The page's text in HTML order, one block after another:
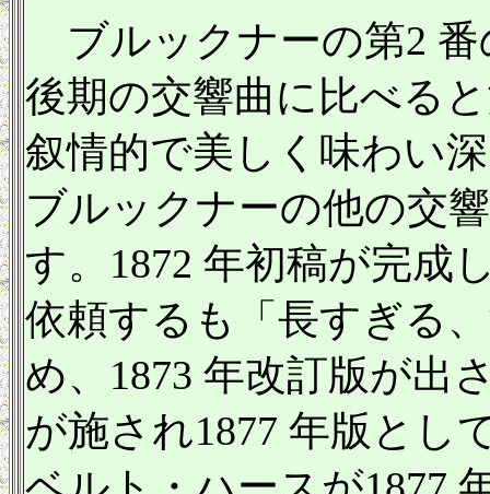
ブルックナーの第2 番
後期の交響曲に比べる
叙情的で美しく味わい
ブルックナーの他の交
す。1872 年初稿が完成
依頼するも「長すぎる
め、1873 年改訂版が出
が施され1877 年版とし